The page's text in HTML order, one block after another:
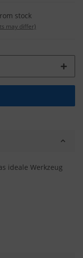
stock
may differ)
ideale Werkzeug